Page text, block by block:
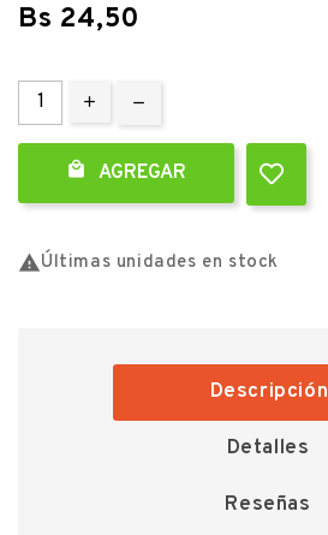
Bs 24,50
 AGREGAR
Últimas unidades en stock
Descripción
Detalles
Reseñas